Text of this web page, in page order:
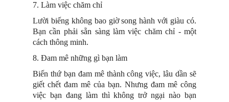
7. Làm việc chăm chỉ
Lười biếng không bao giờ song hành với giàu có.
Bạn cần phải sẵn sàng làm việc chăm chỉ - một
cách thông minh.
8. Đam mê những gì bạn làm
Biến thứ bạn đam mê thành công việc, lâu dần sẽ
giết chết đam mê của bạn. Nhưng đam mê công
việc bạn đang làm thì không trở ngại nào bạn